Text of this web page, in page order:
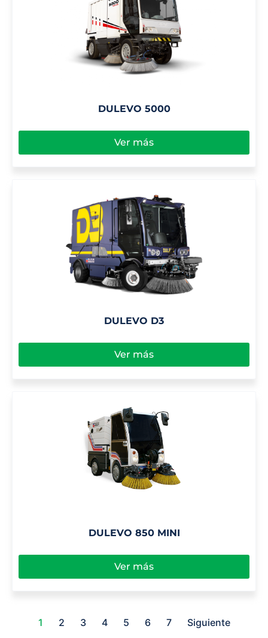
DULEVO 5000
Ver más
DULEVO D3
Ver más
DULEVO 850 MINI
Ver más
1 2 3 4 5 6 7 Siguiente